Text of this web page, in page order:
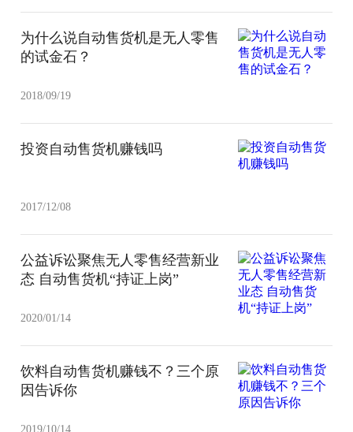
为什么说自动售货机是无人零售
的试金石？
2018/09/19
投资自动售货机赚钱吗
2017/12/08
公益诉讼聚焦无人零售经营新业
态 自动售货机“持证上岗”
2020/01/14
饮料自动售货机赚钱不？三个原
因告诉你
2019/10/14